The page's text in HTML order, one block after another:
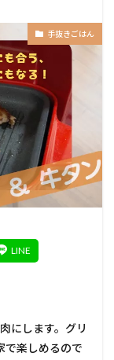
手抜きごはん
にします。グリ
で楽しめるので